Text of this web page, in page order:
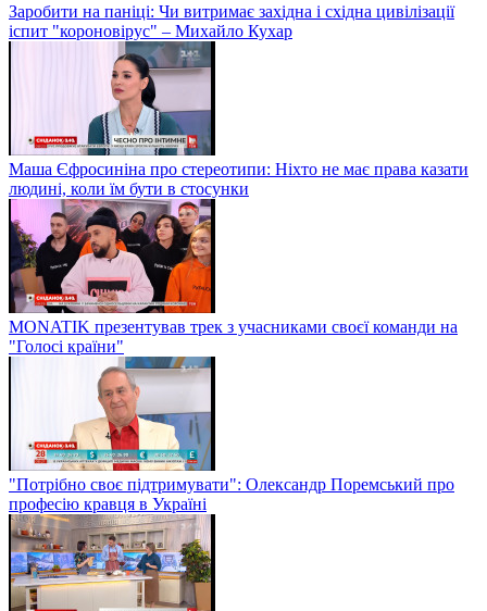
Заробити на паніці: Чи витримає західна і східна цивілізації
іспит "короновірус" – Михайло Кухар
Маша Єфросиніна про стереотипи: Ніхто не має права казати
людині, коли їм бути в стосунки
MONATIK презентував трек з учасниками своєї команди на
"Голосі країни"
"Потрібно своє підтримувати": Олександр Поремський про
професію кравця в Україні